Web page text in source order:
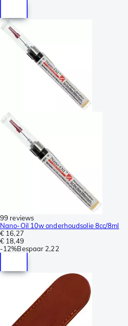
99 reviews
Nano-Oil 10w onderhoudsolie 8cc/8ml
€ 16,27
€ 18,49
-12%Bespaar 2,22